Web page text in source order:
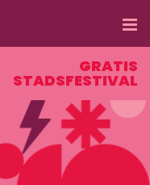
GRATIS
STADSFESTIVAL